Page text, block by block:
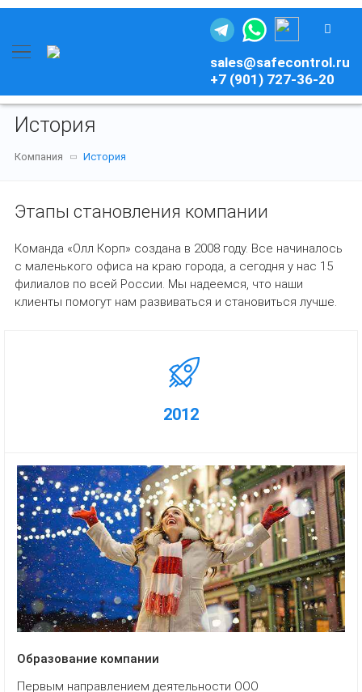
sales@safecontrol.ru
+7 (901) 727-36-20
История
Компания История
Этапы становления компании
Команда «Олл Корп» создана в 2008 году. Все начиналось
с маленького офиса на краю города, а сегодня у нас 15
филиалов по всей России. Мы надеемся, что наши
клиенты помогут нам развиваться и становиться лучше.
2012
Образование компании
Первым направлением деятельности ООО